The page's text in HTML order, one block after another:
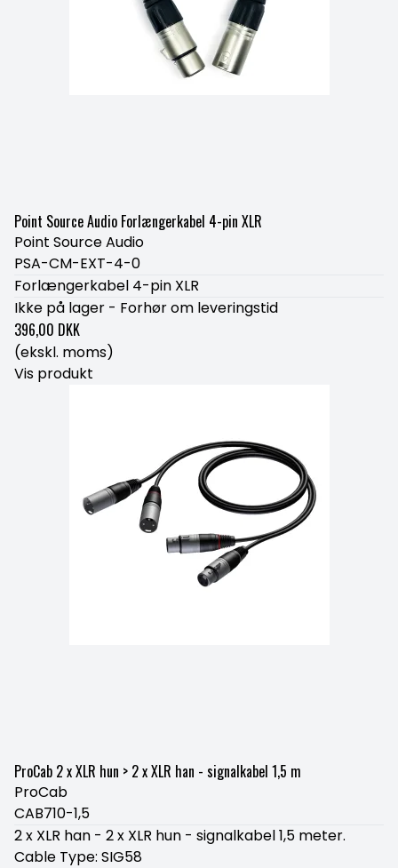
Point Source Audio Forlængerkabel 4-pin XLR
Point Source Audio
PSA-CM-EXT-4-0
Forlængerkabel 4-pin XLR
Ikke på lager - Forhør om leveringstid
396,00 DKK
(ekskl. moms)
Vis produkt
ProCab 2 x XLR hun > 2 x XLR han - signalkabel 1,5 m
ProCab
CAB710-1,5
2 x XLR han - 2 x XLR hun - signalkabel 1,5 meter.
Cable Type: SIG58